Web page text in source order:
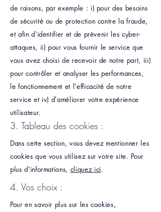
de raisons, par exemple : i) pour des besoins
de sécurité ou de protection contre la fraude,
et afin d'identifier et de prévenir les cyber-
attaques, ii) pour vous fournir le service que
vous avez choisi de recevoir de notre part, iii)
pour contrôler et analyser les performances,
le fonctionnement et l'efficacité de notre
service et iv) d'améliorer votre expérience
utilisateur.
3. Tableau des cookies :
Dans cette section, vous devez mentionner les
cookies que vous utilisez sur votre site. Pour
plus d'informations, cliquez ici.
4. Vos choix :
Pour en savoir plus sur les cookies,